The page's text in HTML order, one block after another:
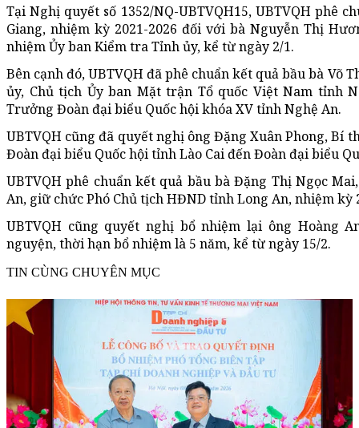
Tại Nghị quyết số 1352/NQ-UBTVQH15, UBTVQH phê
Giang, nhiệm kỳ 2021-2026 đối với bà Nguyễn Thị
nhiệm Ủy ban Kiểm tra Tỉnh ủy, kể từ ngày 2/1.
Bên cạnh đó, UBTVQH đã phê chuẩn kết quả bầu bà Võ
ủy, Chủ tịch Ủy ban Mặt trận Tổ quốc Việt Nam tỉnh
Trưởng Đoàn đại biểu Quốc hội khóa XV tỉnh Nghệ An.
UBTVQH cũng đã quyết nghị ông Đặng Xuân Phong, Bí
Đoàn đại biểu Quốc hội tỉnh Lào Cai đến Đoàn đại biểu
UBTVQH phê chuẩn kết quả bầu bà Đặng Thị Ngọc
An, giữ chức Phó Chủ tịch HĐND tỉnh Long An, nhiệm kỳ
UBTVQH cũng quyết nghị bổ nhiệm lại ông Hoàng
nguyện, thời hạn bổ nhiệm là 5 năm, kể từ ngày 15/2.
TIN CÙNG CHUYÊN MỤC